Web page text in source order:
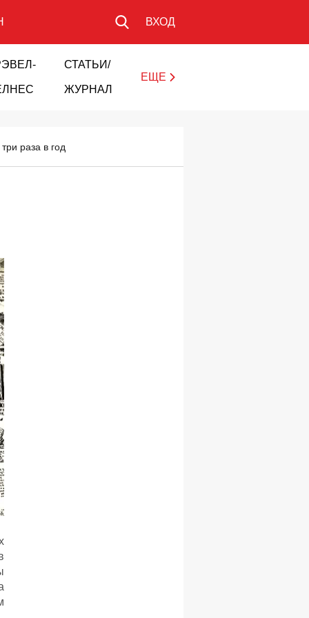
ВХОД
СТАТЬИ/
ЖУРНАЛ
ЕЩЕ
раза в год